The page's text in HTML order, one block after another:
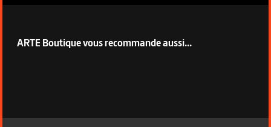
ARTE Boutique vous recommande aussi...